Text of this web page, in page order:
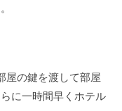
屋の鍵を渡して部屋
に一時間早くホテル